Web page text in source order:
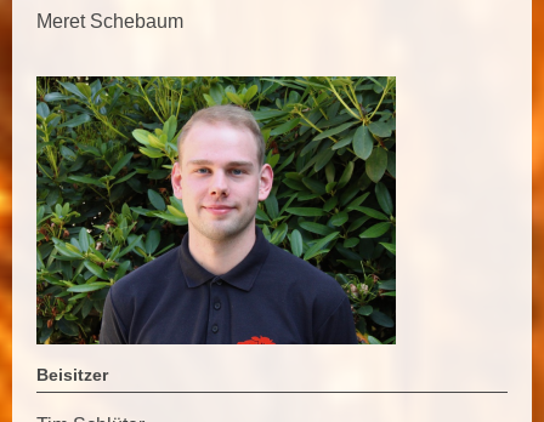
Meret Schebaum
Beisitzer